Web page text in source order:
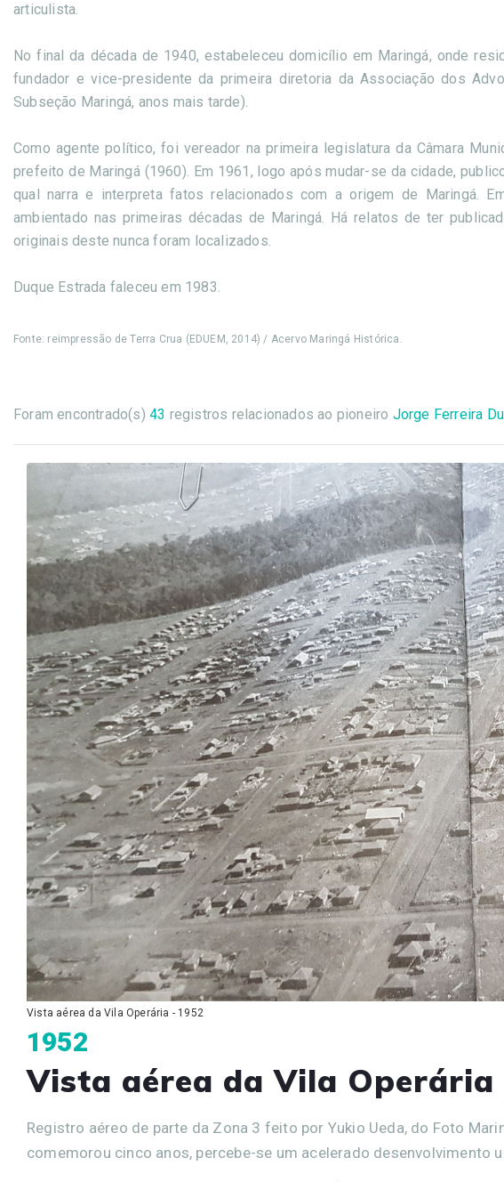
articulista.
No final da década de 1940, estabeleceu domicílio em Maringá, onde
fundador e vice-presidente da primeira diretoria da Associação dos
Subseção Maringá, anos mais tarde).
Como agente político, foi vereador na primeira legislatura da Câmara
prefeito de Maringá (1960). Em 1961, logo após mudar-se da cidade,
qual narra e interpreta fatos relacionados com a origem de Maringá.
ambientado nas primeiras décadas de Maringá. Há relatos de ter
originais deste nunca foram localizados.
Duque Estrada faleceu em 1983.
Fonte: reimpressão de Terra Crua (EDUEM, 2014) / Acervo Maringá Histórica.
Foram encontrado(s) 43 registros relacionados ao pioneiro Jorge Ferreira
Vista aérea da Vila Operária - 1952
1952
Vista aérea da Vila Operária
Registro aéreo de parte da Zona 3 feito por Yukio Ueda, do Foto
comemorou cinco anos, percebe-se um acelerado desenvolvimento